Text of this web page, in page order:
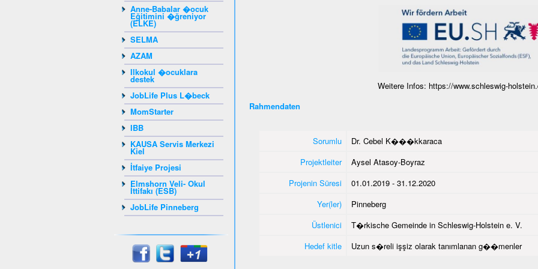
Anne-Babalar �ocuk
Eğitimini �ğreniyor
(ELKE)
SELMA
AZAM
Ilkokul �ocuklara
destek
JobLife Plus L�beck
MomStarter
IBB
KAUSA Servis Merkezi
Kiel
İtfaiye Projesi
Elmshorn Veli- Okul
İttifakı (ESB)
JobLife Pinneberg
Weitere Infos: https://www.schleswig-
Rahmendaten
Sorumlu
Dr. Cebel K���kkaraca
Projektleiter
Aysel Atasoy-Boyraz
Projenin Süresi
01.01.2019 - 31.12.2020
Yer(ler)
Pinneberg
Üstlenici
T�rkische Gemeinde in Schleswig-Holstein e. V.
Hedef kitle
Uzun s�reli işşiz olarak tanımlanan g��menler